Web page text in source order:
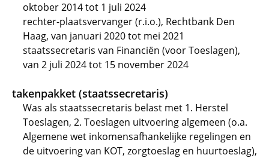
oktober 2014 tot 1 juli 2024
rechter-plaatsvervanger (r.i.o.), Rechtbank Den
Haag, van januari 2020 tot mei 2021
staatssecretaris van Financiën (voor Toeslagen),
van 2 juli 2024 tot 15 november 2024
takenpakket (staatssecretaris)
Was als staatssecretaris belast met 1. Herstel
Toeslagen, 2. Toeslagen uitvoering algemeen (o.a.
Algemene wet inkomensafhankelijke regelingen en
de uitvoering van KOT, zorgtoeslag en huurtoeslag),